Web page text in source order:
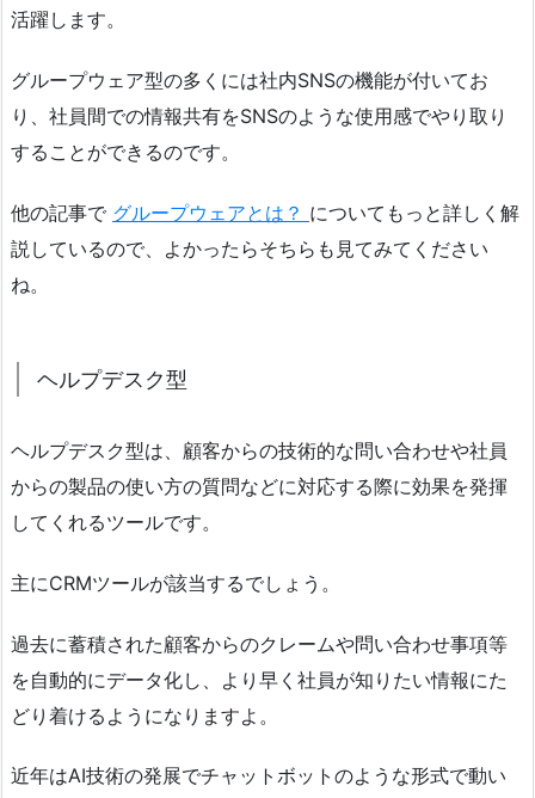
活躍します。
グループウェア型の多くには社内SNSの機能が付いてお
り、社員間での情報共有をSNSのような使用感でやり取り
することができるのです。
他の記事で グループウェアとは？ についてもっと詳しく解
説しているので、よかったらそちらも見てみてください
ね。
ヘルプデスク型
ヘルプデスク型は、顧客からの技術的な問い合わせや社員
からの製品の使い方の質問などに対応する際に効果を発揮
してくれるツールです。
主にCRMツールが該当するでしょう。
過去に蓄積された顧客からのクレームや問い合わせ事項等
を自動的にデータ化し、より早く社員が知りたい情報にた
どり着けるようになりますよ。
近年はAI技術の発展でチャットボットのような形式で動い